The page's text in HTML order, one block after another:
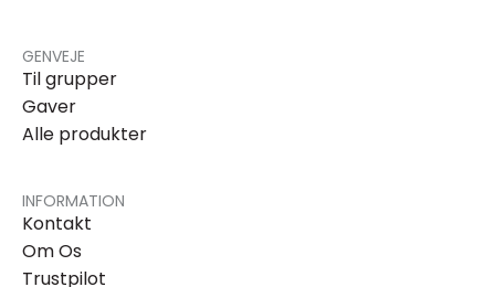
GENVEJE
Til grupper
Gaver
Alle produkter
INFORMATION
Kontakt
Om Os
Trustpilot